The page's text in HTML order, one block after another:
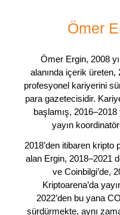
Ömer
Ömer Ergin, 2008
alanında içerik üreten,
profesyonel kariyerini
para gazetecisidir.
başlamış, 2016–2018
yayın
2018’den itibaren kripto
alan Ergin, 2018–2021
ve Coinbilgi’de,
Kriptoarena’da
2022’den bu yana
sürdürmekte, aynı